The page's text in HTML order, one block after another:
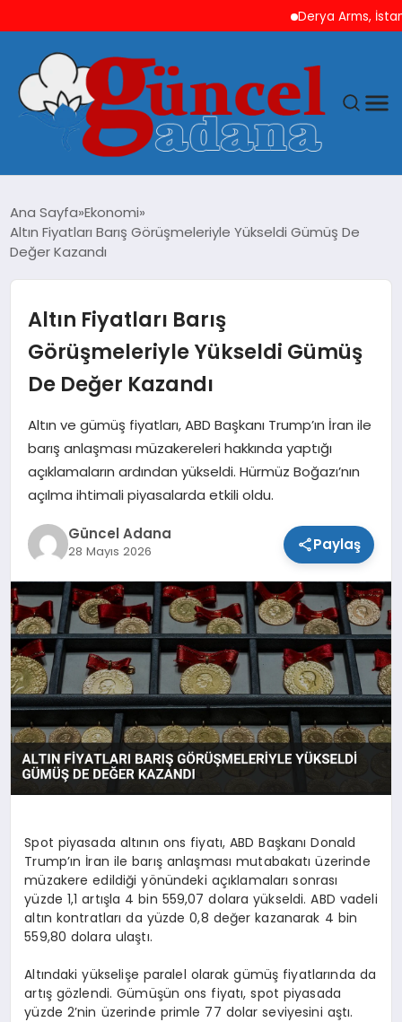
Derya Arms, İstanbul
GÜNCEL
SAĞLIK
SPOR
TEKNOLOJI
Ana Sayfa Ekonomi
Altın Fiyatları Barış Görüşmeleriyle Yükseldi Gümüş De
Değer Kazandı
Altın Fiyatları Barış
Görüşmeleriyle Yükseldi Gümüş
De Değer Kazandı
Altın ve gümüş fiyatları, ABD Başkanı Trump’ın İran ile
barış anlaşması müzakereleri hakkında yaptığı
açıklamaların ardından yükseldi. Hürmüz Boğazı’nın
açılma ihtimali piyasalarda etkili oldu.
Güncel Adana
28 Mayıs 2026 Paylaş
Spot piyasada altının ons fiyatı, ABD Başkanı Donald
Trump’ın İran ile barış anlaşması mutabakatı üzerinde
müzakere edildiği yönündeki açıklamaları sonrası
yüzde 1,1 artışla 4 bin 559,07 dolara yükseldi. ABD vadeli
altın kontratları da yüzde 0,8 değer kazanarak 4 bin
559,80 dolara ulaştı.
Altındaki yükselişe paralel olarak gümüş fiyatlarında da
artış gözlendi. Gümüşün ons fiyatı, spot piyasada
yüzde 2’nin üzerinde primle 77 dolar seviyesini aştı.